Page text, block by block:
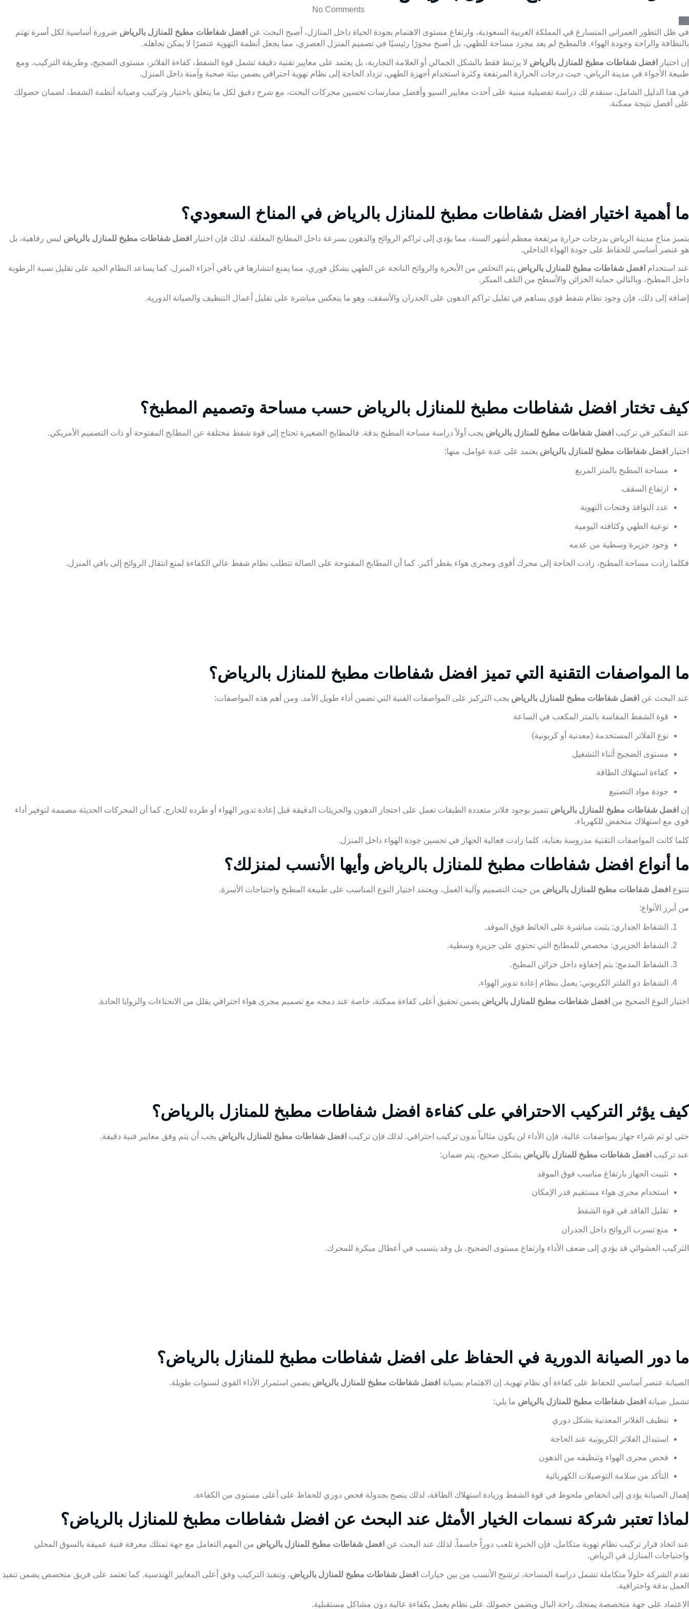
No Comments
في ظل التطور العمراني المتسارع في المملكة العربية السعودية، وارتفاع مستوى الاهتمام بجودة الحياة داخل المنازل، أصبح البحث عن افضل شفاطات مطبخ للمنازل بالرياض ضرورة أساسية لكل أسرة تهتم
بالنظافة والراحة وجودة الهواء. فالمطبخ لم يعد مجرد مساحة للطهي، بل أصبح محورًا رئيسيًا في تصميم المنزل العصري، مما يجعل أنظمة التهوية عنصرًا لا يمكن تجاهله.
إن اختيار افضل شفاطات مطبخ للمنازل بالرياض لا يرتبط فقط بالشكل الجمالي أو العلامة التجارية، بل يعتمد على معايير تقنية دقيقة تشمل قوة الشفط، كفاءة الفلاتر، مستوى الضجيج، وطريقة التركيب. ومع
طبيعة الأجواء في مدينة الرياض، حيث درجات الحرارة المرتفعة وكثرة استخدام أجهزة الطهي، تزداد الحاجة إلى نظام تهوية احترافي يضمن بيئة صحية وآمنة داخل المنزل.
في هذا الدليل الشامل، سنقدم لك دراسة تفصيلية مبنية على أحدث معايير السيو وأفضل ممارسات تحسين محركات البحث، مع شرح دقيق لكل ما يتعلق باختيار وتركيب وصيانة أنظمة الشفط، لضمان حصولك
على أفضل نتيجة ممكنة.
ما أهمية اختيار افضل شفاطات مطبخ للمنازل بالرياض في المناخ السعودي؟
يتميز مناخ مدينة الرياض بدرجات حرارة مرتفعة معظم أشهر السنة، مما يؤدي إلى تراكم الروائح والدهون بسرعة داخل المطابخ المغلقة. لذلك فإن اختيار افضل شفاطات مطبخ للمنازل بالرياض ليس رفاهية، بل
هو عنصر أساسي للحفاظ على جودة الهواء الداخلي.
عند استخدام افضل شفاطات مطبخ للمنازل بالرياض يتم التخلص من الأبخرة والروائح الناتجة عن الطهي بشكل فوري، مما يمنع انتشارها في باقي أجزاء المنزل. كما يساعد النظام الجيد على تقليل نسبة الرطوبة
داخل المطبخ، وبالتالي حماية الخزائن والأسطح من التلف المبكر.
إضافة إلى ذلك، فإن وجود نظام شفط قوي يساهم في تقليل تراكم الدهون على الجدران والأسقف، وهو ما ينعكس مباشرة على تقليل أعمال التنظيف والصيانة الدورية.
كيف تختار افضل شفاطات مطبخ للمنازل بالرياض حسب مساحة وتصميم المطبخ؟
عند التفكير في تركيب افضل شفاطات مطبخ للمنازل بالرياض يجب أولاً دراسة مساحة المطبخ بدقة. فالمطابخ الصغيرة تحتاج إلى قوة شفط مختلفة عن المطابخ المفتوحة أو ذات التصميم الأمريكي.
اختيار افضل شفاطات مطبخ للمنازل بالرياض يعتمد على عدة عوامل، منها:
مساحة المطبخ بالمتر المربع
ارتفاع السقف
عدد النوافذ وفتحات التهوية
نوعية الطهي وكثافته اليومية
وجود جزيرة وسطية من عدمه
فكلما زادت مساحة المطبخ، زادت الحاجة إلى محرك أقوى ومجرى هواء بقطر أكبر. كما أن المطابخ المفتوحة على الصالة تتطلب نظام شفط عالي الكفاءة لمنع انتقال الروائح إلى باقي المنزل.
ما المواصفات التقنية التي تميز افضل شفاطات مطبخ للمنازل بالرياض؟
عند البحث عن فضل شفاطات مطبخ للمنازل بالرياض يجب التركيز على المواصفات الفنية التي تضمن أداء طويل الأمد. ومن أهم هذه المواصفات:
قوة الشفط المقاسة بالمتر المكعب في الساعة
نوع الفلاتر المستخدمة (معدنية أو كربونية)
مستوى الضجيج أثناء التشغيل
كفاءة استهلاك الطاقة
جودة مواد التصنيع
إن افضل شفاطات مطبخ للمنازل بالرياض تتميز بوجود فلاتر متعددة الطبقات تعمل على احتجاز الدهون والجزيئات الدقيقة قبل إعادة تدوير الهواء أو طرده للخارج. كما أن المحركات الحديثة مصممة لتوفير أداء
قوي مع استهلاك منخفض للكهرباء.
كلما كانت المواصفات التقنية مدروسة بعناية، كلما زادت فعالية الجهاز في تحسين جودة الهواء داخل المنزل.
ما أنواع افضل شفاطات مطبخ للمنازل بالرياض وأيها الأنسب لمنزلك؟
تتنوع افضل شفاطات مطبخ للمنازل بالرياض من حيث التصميم وآلية العمل، ويعتمد اختيار النوع المناسب على طبيعة المطبخ واحتياجات الأسرة.
من أبرز الأنواع:
الشفاط الجداري: يثبت مباشرة على الحائط فوق الموقد.
الشفاط الجزيري: مخصص للمطابخ التي تحتوي على جزيرة وسطية.
الشفاط المدمج: يتم إخفاؤه داخل خزائن المطبخ.
الشفاط ذو الفلتر الكربوني: يعمل بنظام إعادة تدوير الهواء.
اختيار النوع الصحيح من افضل شفاطات مطبخ للمنازل بالرياض يضمن تحقيق أعلى كفاءة ممكنة، خاصة عند دمجه مع تصميم مجرى هواء احترافي يقلل من الانحناءات والزوايا الحادة.
كيف يؤثر التركيب الاحترافي على كفاءة افضل شفاطات مطبخ للمنازل بالرياض؟
حتى لو تم شراء جهاز بمواصفات عالية، فإن الأداء لن يكون مثالياً بدون تركيب احترافي. لذلك فإن تركيب افضل شفاطات مطبخ للمنازل بالرياض يجب أن يتم وفق معايير فنية دقيقة.
عند تركيب افضل شفاطات مطبخ للمنازل بالرياض بشكل صحيح، يتم ضمان:
تثبيت الجهاز بارتفاع مناسب فوق الموقد
استخدام مجرى هواء مستقيم قدر الإمكان
تقليل الفاقد في قوة الشفط
منع تسرب الروائح داخل الجدران
التركيب العشوائي قد يؤدي إلى ضعف الأداء وارتفاع مستوى الضجيج، بل وقد يتسبب في أعطال مبكرة للمحرك.
ما دور الصيانة الدورية في الحفاظ على افضل شفاطات مطبخ للمنازل بالرياض؟
الصيانة عنصر أساسي للحفاظ على كفاءة أي نظام تهوية. إن الاهتمام بصيانة افضل شفاطات مطبخ للمنازل بالرياض يضمن استمرار الأداء القوي لسنوات طويلة.
تشمل صيانة افضل شفاطات مطبخ للمنازل بالرياض ما يلي:
تنظيف الفلاتر المعدنية بشكل دوري
استبدال الفلاتر الكربونية عند الحاجة
فحص مجرى الهواء وتنظيفه من الدهون
التأكد من سلامة التوصيلات الكهربائية
إهمال الصيانة يؤدي إلى انخفاض ملحوظ في قوة الشفط وزيادة استهلاك الطاقة، لذلك ينصح بجدولة فحص دوري للحفاظ على أعلى مستوى من الكفاءة.
لماذا تعتبر شركة نسمات الخيار الأمثل عند البحث عن افضل شفاطات مطبخ للمنازل بالرياض؟
عند اتخاذ قرار تركيب نظام تهوية متكامل، فإن الخبرة تلعب دوراً حاسماً. لذلك عند البحث عن افضل شفاطات مطبخ للمنازل بالرياض من المهم التعامل مع جهة تمتلك معرفة فنية عميقة بالسوق المحلي
واحتياجات المنازل في الرياض.
تقدم الشركة حلولاً متكاملة تشمل دراسة المساحة، ترشيح الأنسب من بين خيارات افضل شفاطات مطبخ للمنازل بالرياض، وتنفيذ التركيب وفق أعلى المعايير الهندسية. كما تعتمد على فريق متخصص يضمن تنفيذ
العمل بدقة واحترافية.
الاعتماد على جهة متخصصة يمنحك راحة البال ويضمن حصولك على نظام يعمل بكفاءة عالية دون مشاكل مستقبلية.